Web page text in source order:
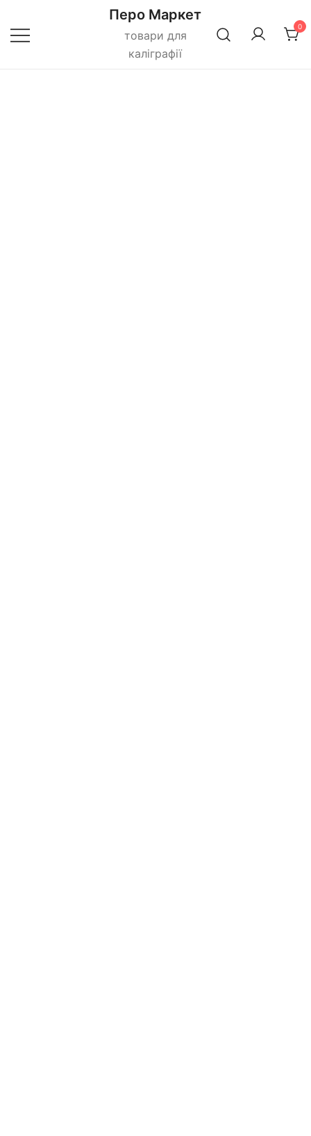
до
вмісту
Перо Маркет
товари для
каліграфії
0